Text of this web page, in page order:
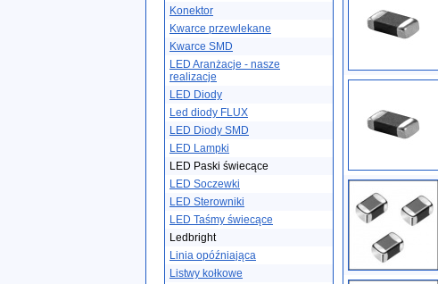
Konektor
Kwarce przewlekane
Kwarce SMD
LED Aranżacje - nasze
realizacje
LED Diody
Led diody FLUX
LED Diody SMD
LED Lampki
LED Paski świecące
LED Soczewki
LED Sterowniki
LED Taśmy świecące
Ledbright
Linia opóźniająca
Listwy kołkowe